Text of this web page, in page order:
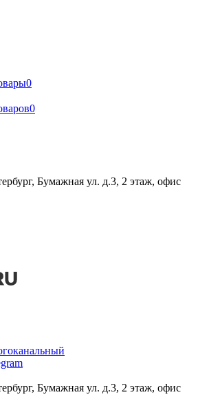
0
0
Бумажная ул. д.3, 2 этаж, офис
Бумажная ул. д.3, 2 этаж, офис